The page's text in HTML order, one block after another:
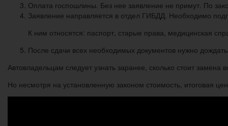
Оплата госпошлины. Без нее заявление не примут. По
Заявление направляется в отдел ГИБДД. Необходимо
К ним относятся: паспорт, старые права, медицинская
После сдачи всех необходимых документов нужно
Автовладельцам следует узнать заранее, сколько стоит замена
Но несмотря на установленную законом стоимость, итоговая